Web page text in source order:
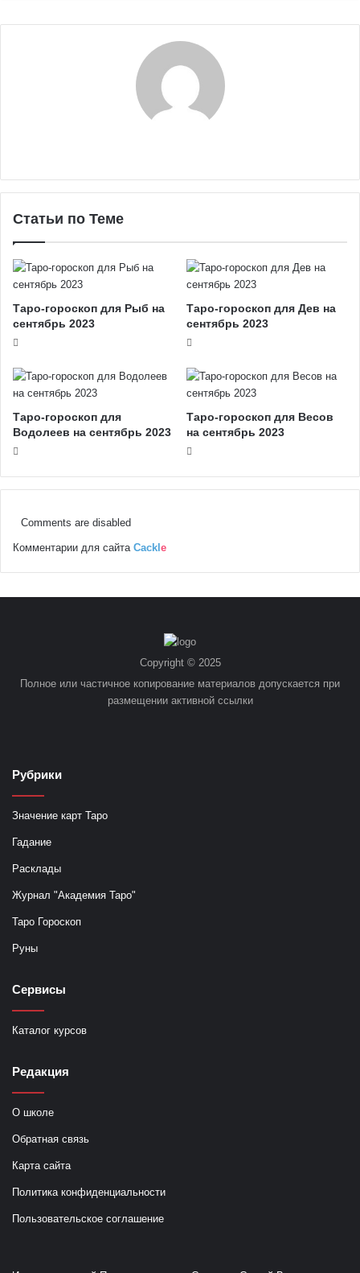
Статьи по Теме
Таро-гороскоп для Рыб на
сентябрь 2023
Таро-гороскоп для Дев на
сентябрь 2023
Таро-гороскоп для
Водолеев на сентябрь 2023
Таро-гороскоп для Весов
на сентябрь 2023
Comments are disabled
Комментарии для сайта Cackl e
Copyright © 2025
Полное или частичное копирование материалов допускается при
размещении активной ссылки
Рубрики
Значение карт Таро
Гадание
Расклады
Журнал "Академия Таро"
Таро Гороскоп
Руны
Сервисы
Каталог курсов
Редакция
О школе
Обратная связь
Карта сайта
Политика конфиденциальности
Пользовательское соглашение